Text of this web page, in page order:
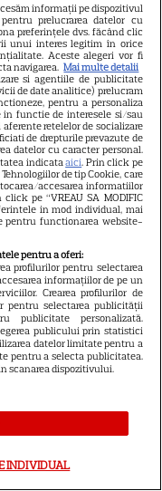
despre
„Este
l-a redescoperit
EXCLUSIV
Groza în
Au trecut
ani de la rolul
a împlinit 36 de
plin de umor și
soțul ei,
informații pe dispozitivul
prelucrarea datelor cu
preferințele dvs. făcând clic
unui interes legitim în orice
Aceste alegeri vor fi
navigarea. Mai multe detalii
si agentiile de publicitate
de date analitice) prelucram
pentru a personaliza
functie de interesele si/sau
retelelor de socializare
de drepturile prevazute de
datelor cu caracter personal.
indicataaici. Prin click pe
de tip Cookie, care
accesarea informatiilor
pe “VREAU SA MODIFIC
in mod individual, mai
pentru functionarea website-
pentru a oferi:
profilurilor pentru selectarea
informațiilor de pe un
Crearea profilurilor de
pentru selectarea publicității
publicitate personalizată.
publicului prin statistici
datelor limitate pentru a
pentru a selecta publicitatea.
scanarea dispozitivului.
INDIVIDUAL